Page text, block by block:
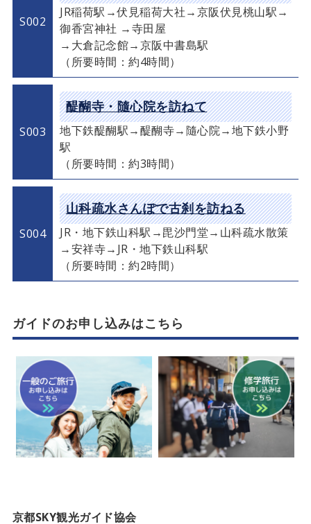
S002
JR稲荷駅→伏見稲荷大社→京阪伏見桃山駅→
御香宮神社 →寺田屋
→大倉記念館→京阪中書島駅
（所要時間：約4時間）
S003
醍醐寺・隨心院を訪ねて
地下鉄醍醐駅→醍醐寺→隨心院→地下鉄小野
駅
（所要時間：約3時間）
S004
山科疏水さんぽで古刹を訪ねる
JR・地下鉄山科駅→毘沙門堂→山科疏水散策
→安祥寺→JR・地下鉄山科駅
（所要時間：約2時間）
ガイドのお申し込みはこちら
京都SKY観光ガイド協会